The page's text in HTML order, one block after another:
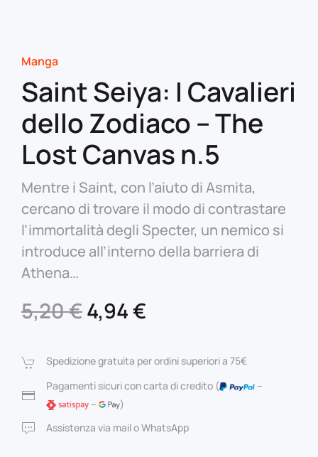
Manga
Saint Seiya: I Cavalieri
dello Zodiaco – The
Lost Canvas n.5
Mentre i Saint, con l’aiuto di Asmita,
cercano di trovare il modo di contrastare
l’immortalità degli Specter, un nemico si
introduce all’interno della barriera di
Athena…
5,20€Il
originale
era:
5,20 €.
4,94€
attuale
è:
Spedizione gratuita per ordini superiori a 75€
Pagamenti sicuri con carta di credito (
–
–
)
Assistenza via mail o WhatsApp